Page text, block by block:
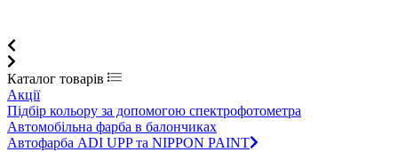
Каталог товарів
Акції
Підбір кольору за допомогою спектрофотометра
Автомобільна фарба в балончиках
Автофарба ADI UPP та NIPPON PAINT